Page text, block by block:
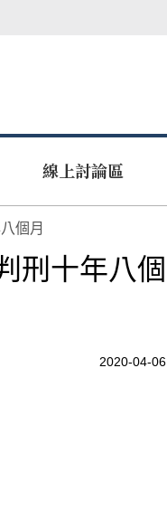
線上討論區
個月
刑十年八個
2020-04-06